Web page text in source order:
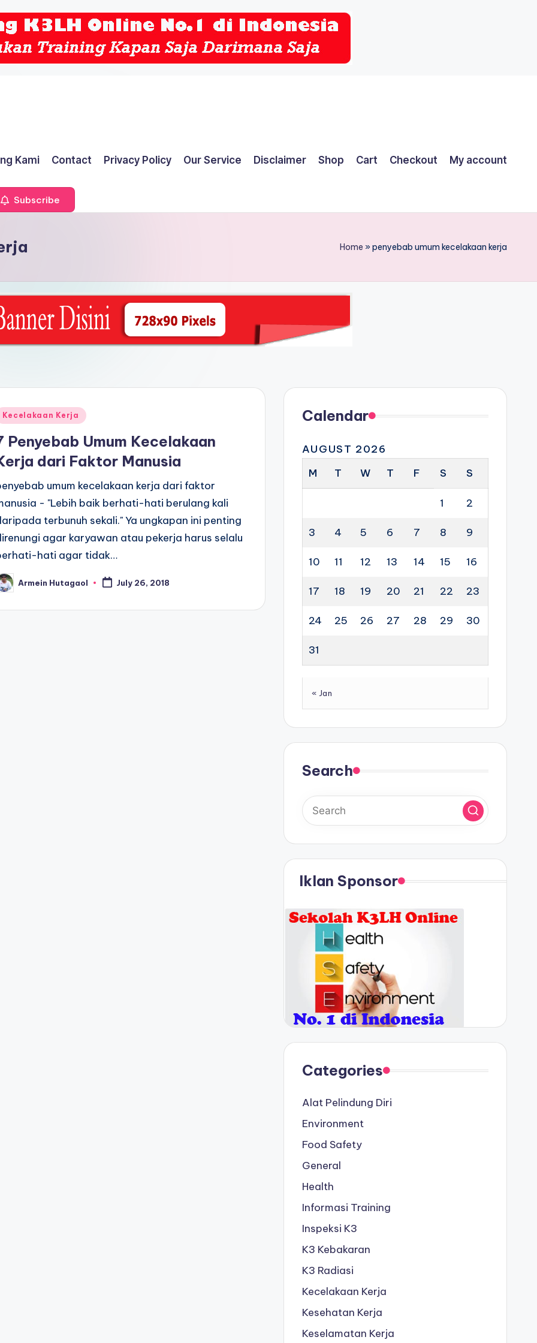
Kami Contact Privacy Policy Our Service Disclaimer Shop Cart Checkout My account
Subscribe
Home »penyebab umum kecelakaan kerja
Kecelakaan Kerja
Penyebab Umum Kecelakaan
dari Faktor Manusia
umum kecelakaan kerja dari faktor
- "Lebih baik berhati-hati berulang kali
terbunuh sekali." Ya ungkapan ini penting
agar karyawan atau pekerja harus selalu
hati agar tidak…
Armein Hutagaol July 26, 2018
Calendar
AUGUST 2026
M
T W T F S S
1 2
3 4 5 6 7 8 9
10 11 12 13 14 15 16
17 18 19 20 21 22 23
24 25 26 27 28 29 30
31
« Jan
Search
Iklan Sponsor
Categories
Alat Pelindung Diri
Environment
Food Safety
General
Health
Informasi Training
Inspeksi K3
K3 Kebakaran
K3 Radiasi
Kecelakaan Kerja
Kesehatan Kerja
Keselamatan Kerja